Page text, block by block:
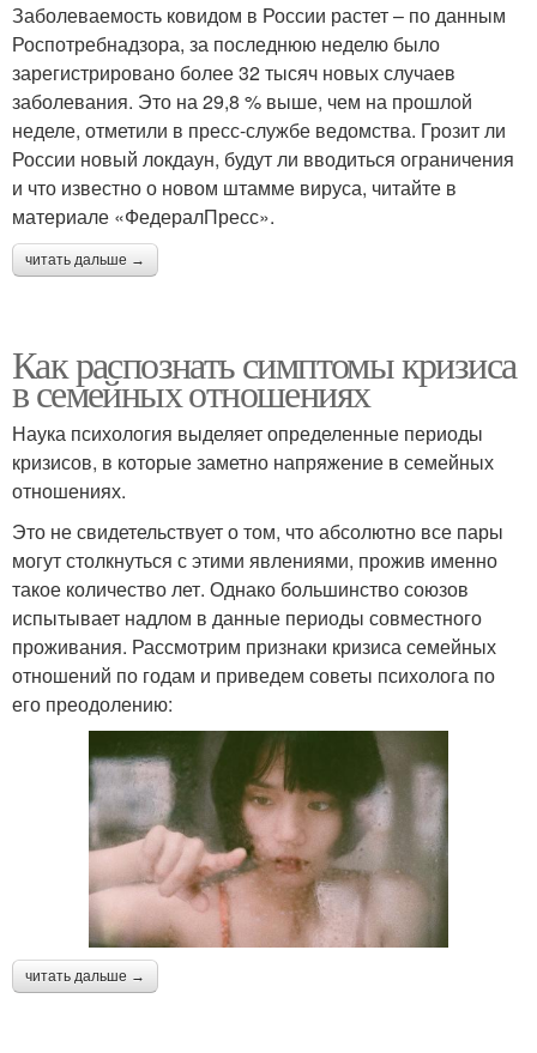
Заболеваемость ковидом в России растет – по данным
Роспотребнадзора, за последнюю неделю было
зарегистрировано более 32 тысяч новых случаев
заболевания. Это на 29,8 % выше, чем на прошлой
неделе, отметили в пресс-службе ведомства. Грозит ли
России новый локдаун, будут ли вводиться ограничения
и что известно о новом штамме вируса, читайте в
материале «ФедералПресс».
читать дальше →
Как распознать симптомы кризиса
в семейных отношениях
Наука психология выделяет определенные периоды
кризисов, в которые заметно напряжение в семейных
отношениях.
Это не свидетельствует о том, что абсолютно все пары
могут столкнуться с этими явлениями, прожив именно
такое количество лет. Однако большинство союзов
испытывает надлом в данные периоды совместного
проживания. Рассмотрим признаки кризиса семейных
отношений по годам и приведем советы психолога по
его преодолению:
читать дальше →